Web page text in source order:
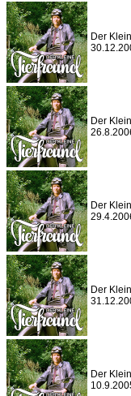
Der
Der
Der
Der
Der